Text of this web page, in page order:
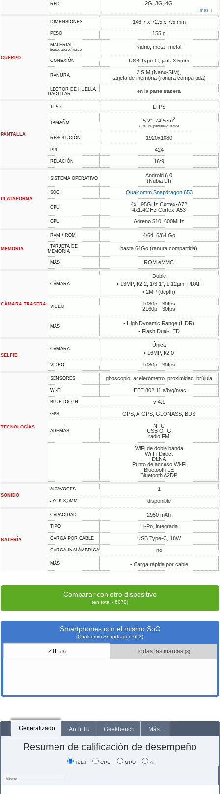
RED 2G, 3G, 4G
más ↓
CUERPO
DIMENSIONES 146.7 x 72.5 x 7.5 mm
PESO 155 g
MATERIAL
frente, abajo, marco vidrio, metal, metal
CONEXIÓN USB Type-C, jack 3.5mm
RANURA
2 SIM (Nano-SIM),
tarjeta de memoria (ranura compartida)
LECTOR DE HUELLA
DACTILAR
en la parte trasera
PANTALLA
TIPO LTPS
TAMAÑO 5.2", 74.5cm2
(~70.1% pantalla-cuerpo)
RESOLUCIÓN 1920x1080
PPI 424
RELACIÓN 16:9
PLATAFORMA
SISTEMA OPERATIVO
Android 6.0
(Nubia UI)
SOC Qualcomm Snapdragon 653
CPU
4x1.95GHz Cortex-A72
4x1.4GHz Cortex-A53
GPU Adreno 510, 600MHz
MEMORIA
RAM / ROM 4/64, 6/64 Go
TARJETA DE
MEMORIA
hasta 64Go (ranura compartida)
MÁS ROM eMMC
CÁMARA TRASERA
CÁMARA
Doble
• 13MP, f/2.2, 1/3.1", 1.12µm, PDAF
• 2MP (depth)
VIDEO
1080p - 30fps
2160p - 30fps
MÁS
• High Dynamic Range (HDR)
• Flash Dual-LED
SELFIE
CÁMARA
Única
• 16MP, f/2.0
VIDEO 1080p - 30fps
TECNOLOGÍAS
SENSORES giroscopio, acelerómetro, proximidad, brújula
WI-FI IEEE 802.11 a/b/g/n/ac
BLUETOOTH v 4.1
GPS GPS, A-GPS, GLONASS, BDS
ADEMÁS
NFC
USB OTG
radio FM
WiFi de doble banda
Wi-Fi Direct
DLNA
Punto de acceso Wi-Fi
Bluetooth LE
Bluetooth A2DP
SONIDO
ALTAVOCES 1
JACK 3,5MM disponible
BATERÍA
CAPACIDAD 2950 mAh
TIPO Li-Po, integrada
CARGA POR CABLE USB Type-C, 18W
CARGA INALÁMBRICA no
MÁS • Carga rápida por cable
Comparar con otro dispositivo
(en total - 6070)
Smartphones con el mismo SoC
(Qualcomm Snapdragon 653)
ZTE (3) Todas las marcas(8)
Generalizado AnTuTu Geekbench Más...
Resumen de calificación de desempeño
Total CPU GPU AI